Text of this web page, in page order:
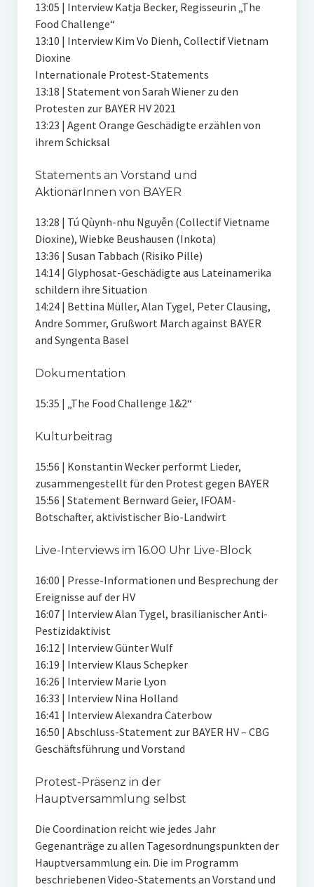
13:05 | Interview Katja Becker, Regisseurin „The
Food Challenge“
13:10 | Interview Kim Vo Dienh, Collectif Vietnam
Dioxine
Internationale Protest-Statements
13:18 | Statement von Sarah Wiener zu den
Protesten zur BAYER HV 2021
13:23 | Agent Orange Geschädigte erzählen von
ihrem Schicksal
Statements an Vorstand und
AktionärInnen von BAYER
13:28 | Tú Qùynh-nhu Nguyễn (Collectif Vietname
Dioxine), Wiebke Beushausen (Inkota)
13:36 | Susan Tabbach (Risiko Pille)
14:14 | Glyphosat-Geschädigte aus Lateinamerika
schildern ihre Situation
14:24 | Bettina Müller, Alan Tygel, Peter Clausing,
Andre Sommer, Grußwort March against BAYER
and Syngenta Basel
Dokumentation
15:35 | „The Food Challenge 1&2“
Kulturbeitrag
15:56 | Konstantin Wecker performt Lieder,
zusammengestellt für den Protest gegen BAYER
15:56 | Statement Bernward Geier, IFOAM-
Botschafter, aktivistischer Bio-Landwirt
Live-Interviews im 16.00 Uhr Live-Block
16:00 | Presse-Informationen und Besprechung der
Ereignisse auf der HV
16:07 | Interview Alan Tygel, brasilianischer Anti-
Pestizidaktivist
16:12 | Interview Günter Wulf
16:19 | Interview Klaus Schepker
16:26 | Interview Marie Lyon
16:33 | Interview Nina Holland
16:41 | Interview Alexandra Caterbow
16:50 | Abschluss-Statement zur BAYER HV – CBG
Geschäftsführung und Vorstand
Protest-Präsenz in der
Hauptversammlung selbst
Die Coordination reicht wie jedes Jahr
Gegenanträge zu allen Tagesordnungspunkten der
Hauptversammlung ein. Die im Programm
beschriebenen Video-Statements an Vorstand und